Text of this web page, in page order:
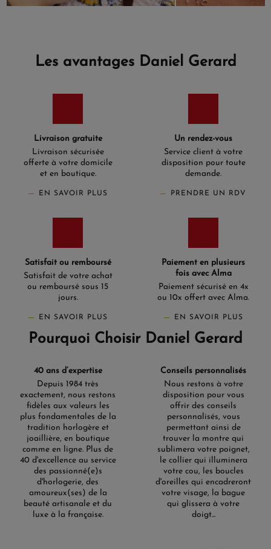
Les avantages Daniel Gerard
Livraison gratuite
Livraison sécurisée
offerte à votre domicile
et en boutique.
EN SAVOIR PLUS
Un rendez-vous
Service client à votre
disposition pour toute
demande.
PRENDRE UN RDV
Satisfait ou remboursé
Satisfait de votre achat
ou remboursé sous 15
jours.
EN SAVOIR PLUS
Paiement en plusieurs
fois avec Alma
Paiement sécurisé en 4x
ou 10x offert avec Alma.
EN SAVOIR PLUS
Pourquoi Choisir Daniel Gerard
40 ans d’expertise
Depuis 1984 très
exactement, nous restons
fidèles aux valeurs les
plus fondamentales de la
tradition horlogère et
joaillière, en boutique
comme en ligne. Plus de
40 d'excellence au service
des passionné(e)s
d'horlogerie, des
amoureux(ses) de la
beauté artisanale et du
luxe à la française.
Conseils personnalisés
Nous restons à votre
disposition pour vous
offrir des conseils
personnalisés, vous
permettant ainsi de
trouver la montre qui
sublimera votre poignet,
le collier qui illuminera
votre cou, les boucles
d'oreilles qui encadreront
votre visage, la bague
qui glissera à votre
doigt...